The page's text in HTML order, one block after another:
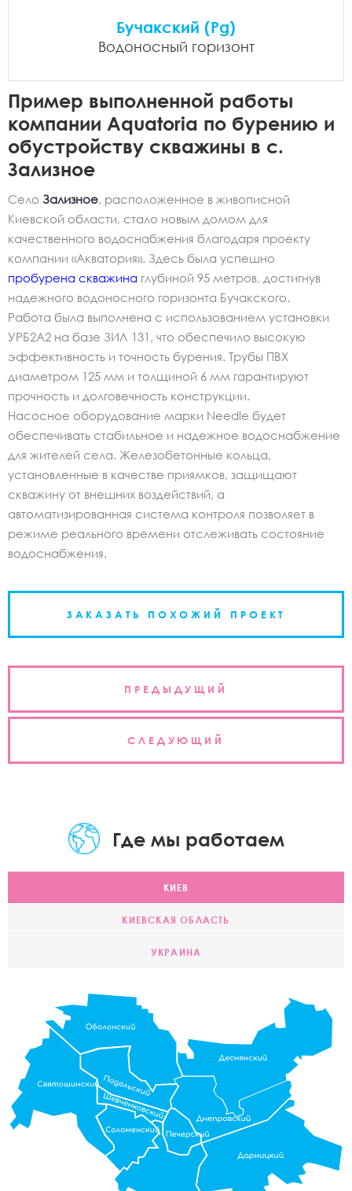
Пример выполненной работы
компании Aquatoria по бурению и
обустройству скважины в с.
Зализное
Село Зализное, расположенное в живописной
Киевской области, стало новым домом для
качественного водоснабжения благодаря проекту
компании «Акватория». Здесь была успешно
пробурена скважина глубиной 95 метров, достигнув
надежного водоносного горизонта Бучакского.
Работа была выполнена с использованием установки
УРБ2А2 на базе ЗИЛ 131, что обеспечило высокую
эффективность и точность бурения. Трубы ПВХ
диаметром 125 мм и толщиной 6 мм гарантируют
прочность и долговечность конструкции.
Насосное оборудование марки Needle будет
обеспечивать стабильное и надежное водоснабжение
для жителей села. Железобетонные кольца,
установленные в качестве приямков, защищают
скважину от внешних воздействий, а
автоматизированная система контроля позволяет в
режиме реального времени отслеживать состояние
водоснабжения.
Бучакский (Pg)
Водоносный горизонт
ЗАКАЗАТЬ ПОХОЖИЙ ПРОЕКТ
Навигация
записям
ПРЕДЫДУЩИЙ
СЛЕДУЮЩИЙ
Где мы работаем
КИЕВ
КИЕВСКАЯ ОБЛАСТЬ
УКРАИНА